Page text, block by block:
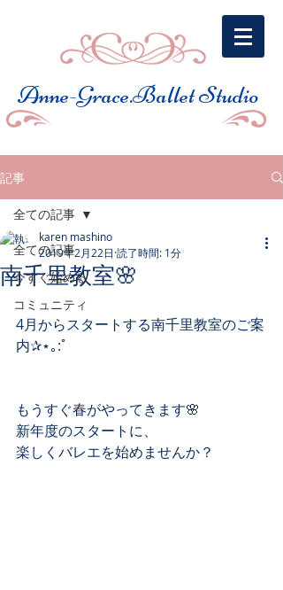
​Anne-Grace.Ballet Studio
記事
全ての記事
今すぐ始める
コミュニティ
全ての記事
南千里教室🌸
karen mashino
2019年2月22日 読了時間: 1分
4月からスタートする南千里教室のご案
内✰⋆｡:ﾟ
もうすぐ春がやってきます🌸
新年度のスタートに、
楽しくバレエを始めませんか？